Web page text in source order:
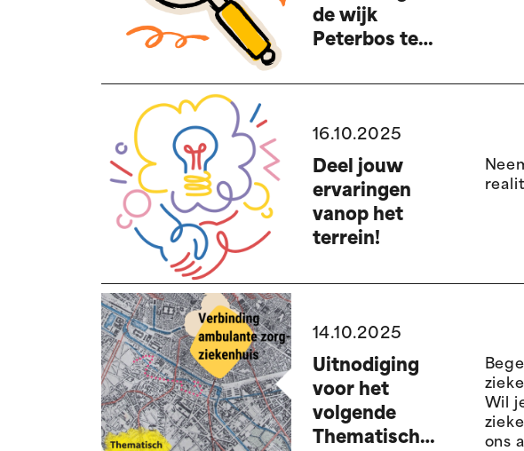
de wijk
Peterbos te
29.11.25
16.10.2025
Deel jouw
ervaringen
vanop het
terrein!
14.10.2025
Uitnodiging
voor het
volgende
Thematisch
Wil
ons